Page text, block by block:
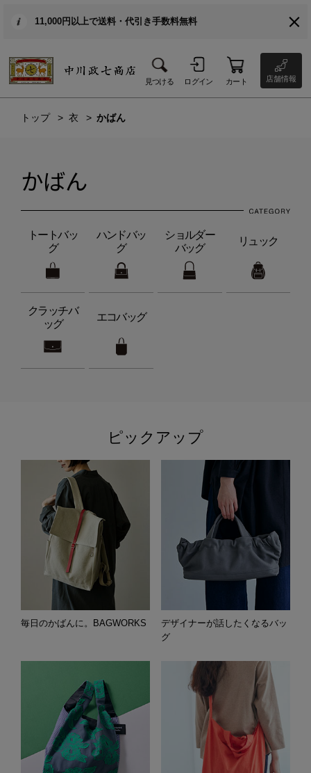
11,000円以上で送料・代引き手数料無料
見つける ログイン カート 店舗情報
トップ 衣 かばん
かばん
トートバッ
グ
ハンドバッ
グ
ショルダー
バッグ
リュック
クラッチバ
ッグ
エコバッグ
ピックアップ
毎日のかばんに。BAGWORKS
デザイナーが話したくなるバッ
グ